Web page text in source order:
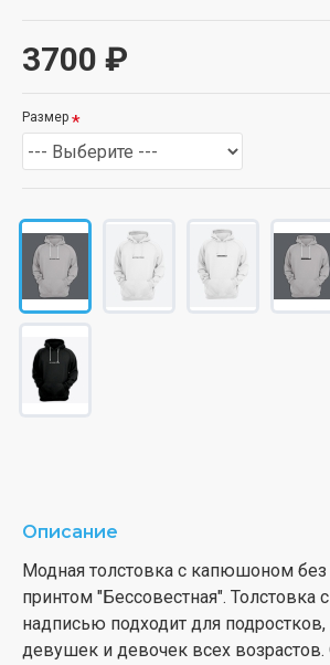
3700 ₽
Размер
Описание
Модная толстовка с капюшоном
принтом "Бессовестная". Толстовка
надписью подходит для
девушек и девочек всех возрастов.